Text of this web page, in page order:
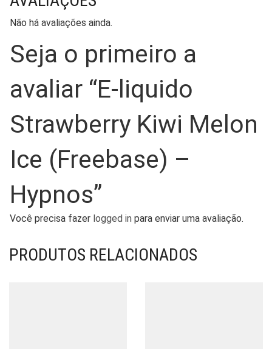
Não há avaliações ainda.
Seja o primeiro a
avaliar “E-liquido
Strawberry Kiwi Melon
Ice (Freebase) –
Hypnos”
Você precisa fazer logged in para enviar uma avaliação.
PRODUTOS RELACIONADOS